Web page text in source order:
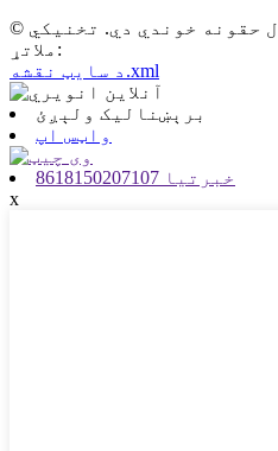
© د چاپ حق - ۲۰۱۰-۲۰۲۵: ټول حقونه خوندي دي. تخنیکي
ملاتړ:
د سایټ نقشه.xml
برېښنالیک ولېږئ
واټس اپ
8618150207107 خبرتیا
x